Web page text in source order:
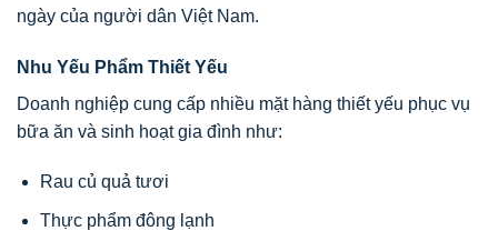
ngày của người dân Việt Nam.
Nhu Yếu Phẩm Thiết Yếu
Doanh nghiệp cung cấp nhiều mặt hàng thiết yếu phục vụ
bữa ăn và sinh hoạt gia đình như:
Rau củ quả tươi
Thực phẩm đông lạnh